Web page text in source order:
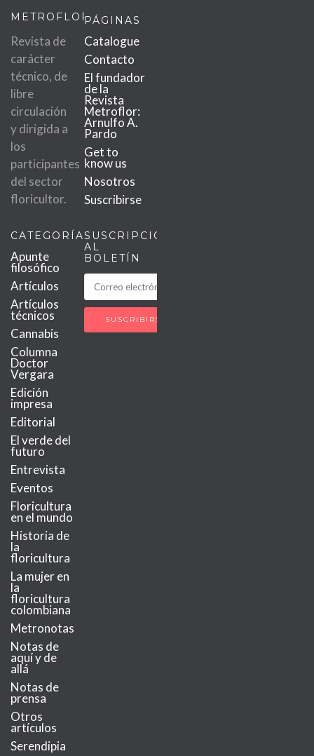
METROFLOR
Revista de
carácter
técnico, de
libre
circulación
y dirigida a
los
participantes
del sector
floricultor.
PÁGINAS
Catalogue
Contacto
El fundador
de la
Revista
Metroflor:
Arnulfo A.
Pardo
Get to
know us
Nosotros
Suscribirse
CATEGORÍAS
Apunte
filosófico
Artículos
Artículos
técnicos
Cannabis
Columna
Doctor
Vergara
Edición
impresa
Editorial
El verde del
futuro
Entrevista
Eventos
Floricultura
en el mundo
Historia de
la
floricultura
La mujer en
la
floricultura
colombiana
Metronotas
Notas de
aquí y de
allá
Notas de
prensa
Otros
artículos
Serendipia
SUSCRIPCIÓN
AL
BOLETÍN